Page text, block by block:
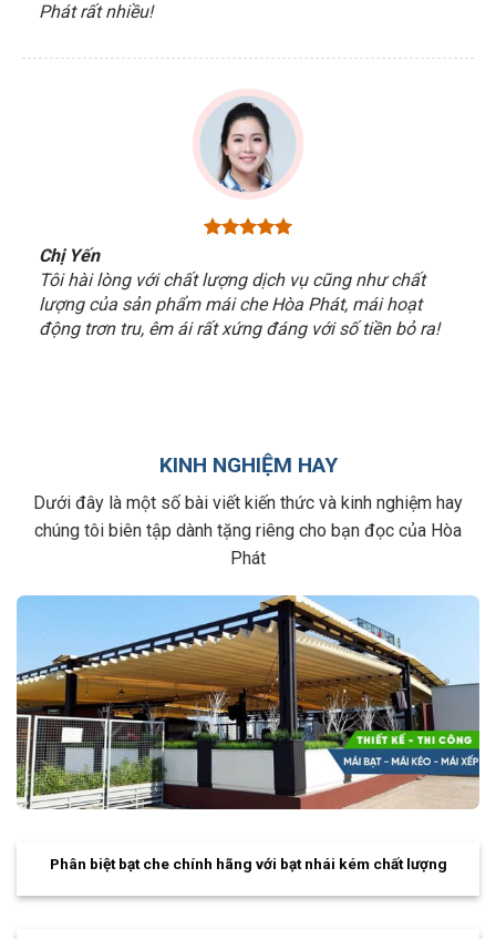
Phát rất nhiều!
Chị Yến
Tôi hài lòng với chất lượng dịch vụ cũng như chất
lượng của sản phẩm mái che Hòa Phát, mái hoạt
động trơn tru, êm ái rất xứng đáng với số tiền bỏ ra!
KINH NGHIỆM HAY
Dưới đây là một số bài viết kiến thức và kinh nghiệm hay
chúng tôi biên tập dành tặng riêng cho bạn đọc của Hòa
Phát
Phân biệt bạt che chính hãng với bạt nhái kém chất lượng